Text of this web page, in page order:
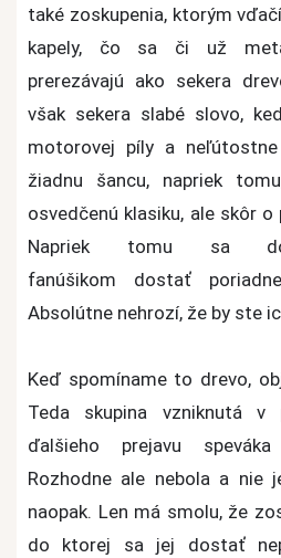
také zoskupenia, ktorým
kapely, čo sa či už
prerezávajú ako sekera
však sekera slabé slovo,
motorovej píly a neľútostne
žiadnu šancu, napriek
osvedčenú klasiku, ale skôr o
Napriek tomu sa
fanúšikom dostať
Absolútne nehrozí, že by ste
Keď spomíname to drevo,
Teda skupina vzniknutá
ďalšieho prejavu
Rozhodne ale nebola a nie
naopak. Len má smolu, že
do ktorej sa jej dostať